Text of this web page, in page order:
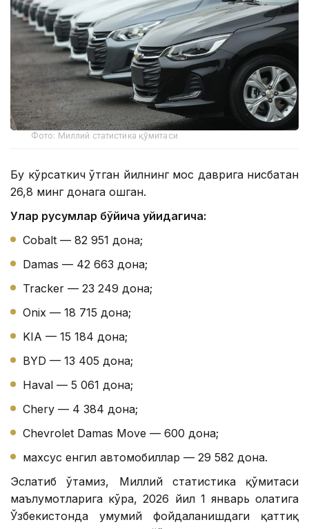
Фото: Миллий статистика қўмитаси
Бу кўрсаткич ўтган йилнинг мос даврига нисбатан
26,8 минг донага ошган.
Улар русумлар бўйича қуйидагича:
Cobalt — 82 951 дона;
Damas — 42 663 дона;
Tracker — 23 249 дона;
Onix — 18 715 дона;
KIA — 15 184 дона;
BYD — 13 405 дона;
Haval — 5 061 дона;
Chery — 4 384 дона;
Chevrolet Damas Move — 600 дона;
махсус енгил автомобиллар — 29 582 дона.
Эслатиб ўтамиз, Миллий статистика қўмитаси
маълумотларига кўра, 2026 йил 1 январь ҳолатига
Ўзбекистонда умумий фойдаланишдаги қаттиқ